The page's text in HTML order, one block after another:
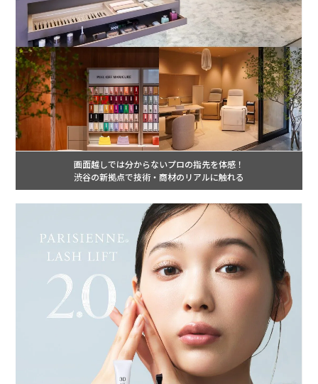
画面越しでは分からないプロの指先を体感！
渋谷の新拠点で技術・商材のリアルに触れる